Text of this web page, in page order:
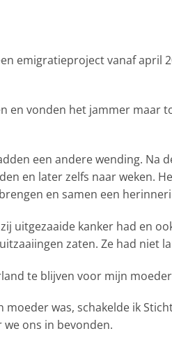
emigratieproject vanaf april
en vonden het jammer maar
een andere wending. Na
en later zelfs naar weken.
en samen een
uitgezaaide kanker had en
zaten. Ze had niet
te blijven voor mijn
was, schakelde ik
ons in bevonden.